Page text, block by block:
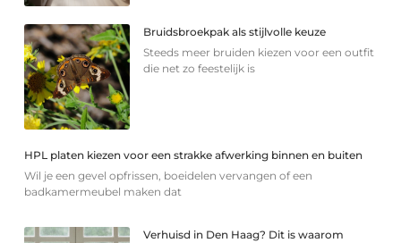
Bruidsbroekpak als stijlvolle keuze
Steeds meer bruiden kiezen voor een outfit
die net zo feestelijk is
HPL platen kiezen voor een strakke afwerking binnen en buiten
Wil je een gevel opfrissen, boeidelen vervangen of een
badkamermeubel maken dat
Verhuisd in Den Haag? Dit is waarom